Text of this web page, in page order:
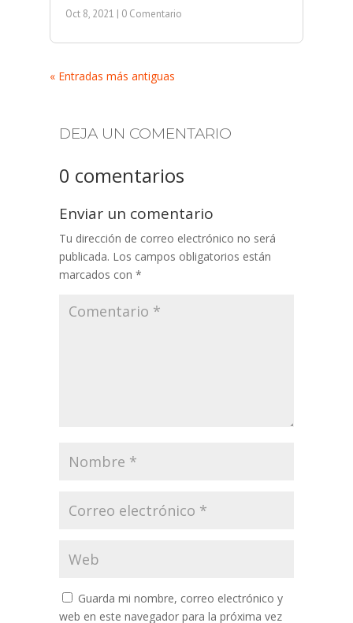
Oct 8, 2021 | 0 Comentario
« Entradas más antiguas
DEJA UN COMENTARIO
0 comentarios
Enviar un comentario
Tu dirección de correo electrónico no será
publicada. Los campos obligatorios están
marcados con *
Guarda mi nombre, correo electrónico y
web en este navegador para la próxima vez